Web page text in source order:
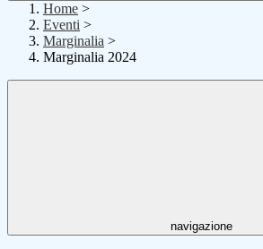
Home >
Eventi >
Marginalia >
Marginalia 2024
navigazione